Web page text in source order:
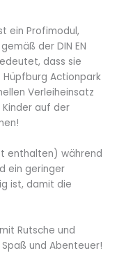
ein Profimodul,
der DIN EN
dass sie
Hüpfburg Actionpark
Verleiheinsatz
auf der
enthalten) während
ein geringer
ist, damit die
Rutsche und
und Abenteuer!